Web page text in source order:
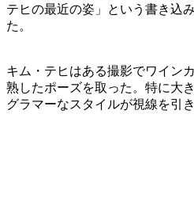
テヒの最近の姿」という書き込
た。
キム・テヒはある撮影でワイン
熟したポーズを取った。特に大
グラマーなスタイルが視線を引き